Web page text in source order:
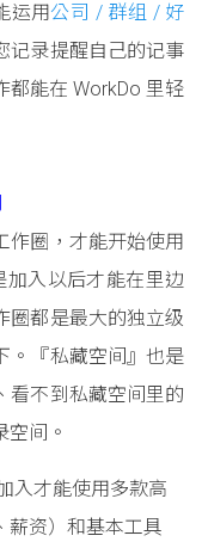
运用公司 / 群组 / 好
记录提醒自己的记事
都能在 WorkDo 里轻
作圈，才能开始使用
入以后才能在里边
圈都是最大的独立级
。『私藏空间』也是
看不到私藏空间里的
空间。
入才能使用多款高
薪资）和基本工具